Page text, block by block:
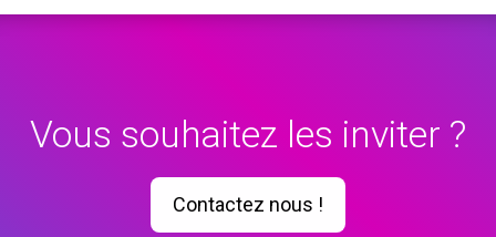
Vous souhaitez les inviter ?
Contactez nous !